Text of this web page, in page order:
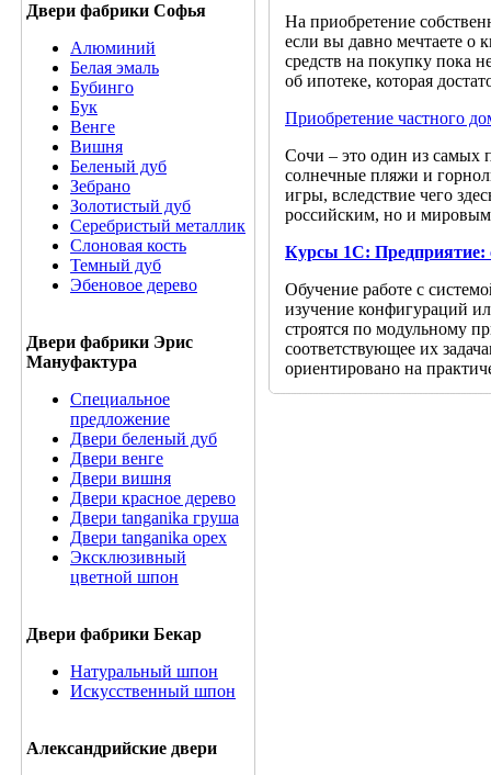
Двери фабрики Софья
Алюминий
Белая эмаль
Бубинго
Бук
Венге
Вишня
Беленый дуб
Зебрано
Золотистый дуб
Серебристый металлик
Слоновая кость
Темный дуб
Эбеновое дерево
Двери фабрики Эрис
Мануфактура
Специальное
предложение
Двери беленый дуб
Двери венге
Двери вишня
Двери красное дерево
Двери tanganika груша
Двери tanganika oрех
Эксклюзивный
цветной шпон
Двери фабрики Бекар
Натуральный шпон
Искусственный шпон
Александрийские двери
На приобретение
если вы давно мечтаете о
средств на покупку пока
об ипотеке, которая
Приобретение частного
Сочи – это один из самых
солнечные пляжи и
игры, вследствие чего
российским, но и мировым
Курсы 1С: Предприятие:
Обучение работе с
изучение конфигураций
строятся по модульному
соответствующее их
ориентировано на